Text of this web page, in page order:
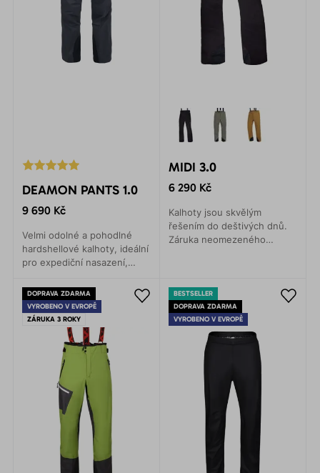
DEAMON PANTS 1.0
9 690 Kč
Velmi odolné a pohodlné
hardshellové kalhoty, ideální
pro expediční nasazení,
VHT, turistiku, lyžování.
Poskytují maximální ochranu
proti vodě a větru.
MIDI 3.0
6 290 Kč
Kalhoty jsou skvělým
řešením do deštivých dnů.
Záruka neomezeného
turistice nebo lezení.
DOPRAVA ZDARMA
VYROBENO V EVROPĚ
ZÁRUKA 3 ROKY
BESTSELLER
DOPRAVA ZDARMA
VYROBENO V EVROPĚ